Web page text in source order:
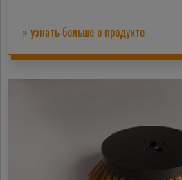
» узнать больше о продукте